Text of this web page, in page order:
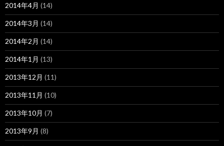
2014年4月 (14)
2014年3月 (14)
2014年2月 (14)
2014年1月 (13)
2013年12月 (11)
2013年11月 (10)
2013年10月 (7)
2013年9月 (8)